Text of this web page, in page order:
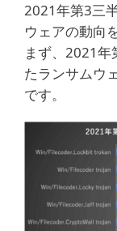
2021年第3三
ウェアの動向
まず、2021年
たランサムウ
です。